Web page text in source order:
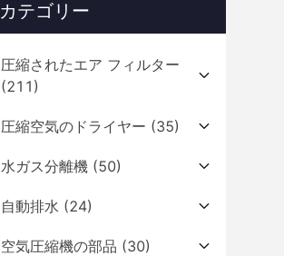
カテゴリー
圧縮されたエア フィルター
(211)
圧縮空気のドライヤー (35)
水ガス分離機 (50)
自動排水 (24)
空気圧縮機の部品 (30)